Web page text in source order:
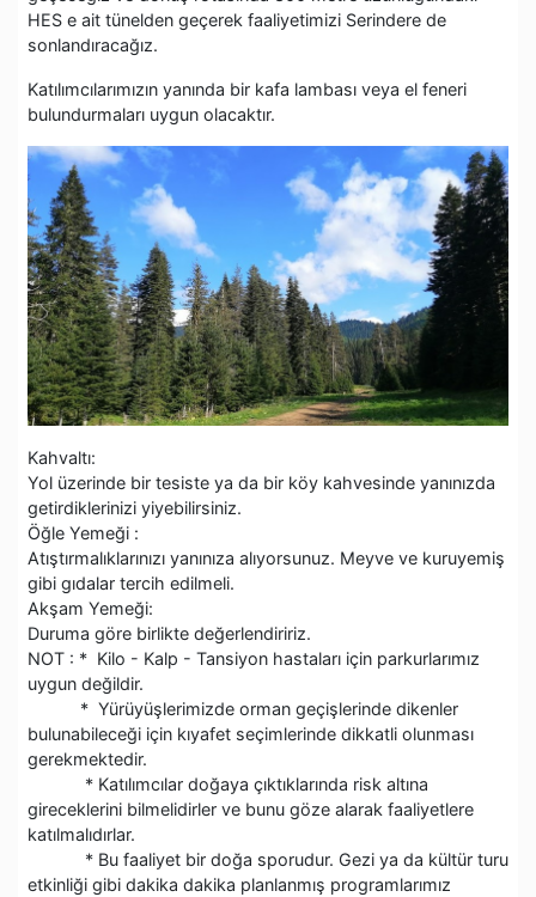
HES e ait tünelden geçerek faaliyetimizi Serindere de
sonlandıracağız.
Katılımcılarımızın yanında bir kafa lambası veya el feneri
bulundurmaları uygun olacaktır.
Kahvaltı:
Yol üzerinde bir tesiste ya da bir köy kahvesinde yanınızda
getirdiklerinizi yiyebilirsiniz.
Öğle Yemeği :
Atıştırmalıklarınızı yanınıza alıyorsunuz. Meyve ve kuruyemiş
gibi gıdalar tercih edilmeli.
Akşam Yemeği:
Duruma göre birlikte değerlendiririz.
NOT : * Kilo - Kalp - Tansiyon hastaları için parkurlarımız
uygun değildir.
* Yürüyüşlerimizde orman geçişlerinde dikenler
bulunabileceği için kıyafet seçimlerinde dikkatli olunması
gerekmektedir.
* Katılımcılar doğaya çıktıklarında risk altına
gireceklerini bilmelidirler ve bunu göze alarak faaliyetlere
katılmalıdırlar.
* Bu faaliyet bir doğa sporudur. Gezi ya da kültür turu
etkinliği gibi dakika dakika planlanmış programlarımız